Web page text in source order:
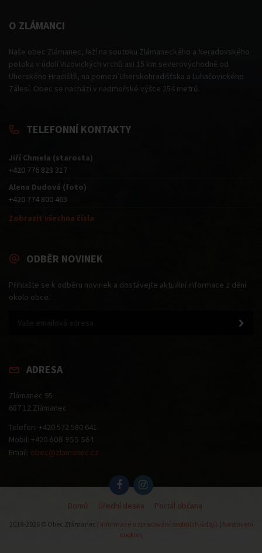
O ZLÁMANCI
Naše obec Zlámanec, leží na soutoku Zlámaneckého a Neradovského
potoka v údolí Vizovických vrchů asi 15 km severovýchodně od
Uherského Hradiště, na pomezí Uherskohradišťska a Luhačovického
Zálesí. Obec se nachází v nadmořské výšce 254 metrů.
TELEFONNÍ KONTAKTY
Jiří Chmela (starosta)
+420 776 823 317
Alena Dudová (foto)
+420 774 800 465
Zobrazit všechna čísla
ODBĚR NOVINEK
Přihlašte se k odběru novinek a dostávejte aktuální informace z dění
okolo obce.
ADRESA
Zlámanec 95
687 12 Zlámanec
Telefon: +420 572 580 641
Mobil: +420 608 955 561
Email: obec@zlamanec.cz
Domů Úřední deska Portál občana
2018-2026 © Obec Zlámanec | Informace o zpracování osobních údajů | Nastavení
cookies